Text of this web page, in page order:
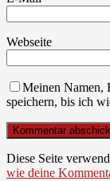
Webseite
Meinen Namen,
speichern, bis ich
Diese Seite
wie deine